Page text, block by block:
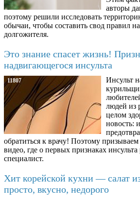
авторы
поэтому решили исследовать
обычаи, чтобы составить свод правил
долгожителя.
Это знание спасет жизнь!
надвигающегося инсульта
11807
Инсульт
людей из
целом
новость:
обратиться к врачу! Поэтому призываем
видео, где о первых признаках инсульта
специалист.
Хит корейской кухни — салат
просто, вкусно, недорого